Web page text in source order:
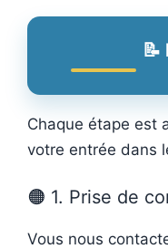
Chaque étape est
votre entrée dans
🟠 1. Prise de
Vous nous